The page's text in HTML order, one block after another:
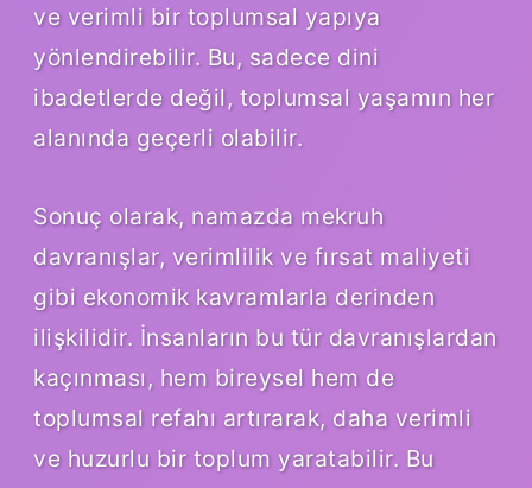
ve verimli bir toplumsal yapıya
yönlendirebilir. Bu, sadece dini
ibadetlerde değil, toplumsal yaşamın her
alanında geçerli olabilir.
Sonuç olarak, namazda mekruh
davranışlar, verimlilik ve fırsat maliyeti
gibi ekonomik kavramlarla derinden
ilişkilidir. İnsanların bu tür davranışlardan
kaçınması, hem bireysel hem de
toplumsal refahı artırarak, daha verimli
ve huzurlu bir toplum yaratabilir. Bu